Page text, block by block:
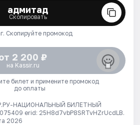
адмитад
Скопировать
Скопируйте промокод
2 200 ₽
на Kassir.ru
билет и примените промокод
до оплаты
НАЦИОНАЛЬНЫЙ БИЛЕТНЫЙ
erid: 25H8d7vbP8SRTvHZrUcdLB.
2026